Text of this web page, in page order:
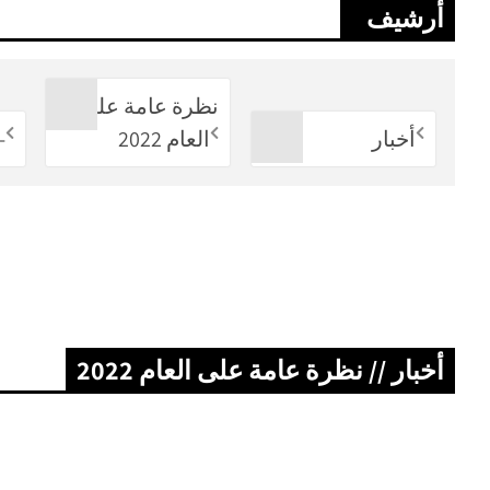
أرشيف
أخبار
نظرة عامة على
العام 2022
أخبار // نظرة عامة على العام 2022